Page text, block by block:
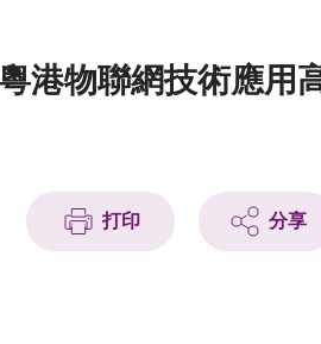
港物聯網技術應用
打印 分享